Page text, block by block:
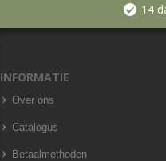
14
INFORMATIE
Over ons
Catalogus
Betaalmethoden